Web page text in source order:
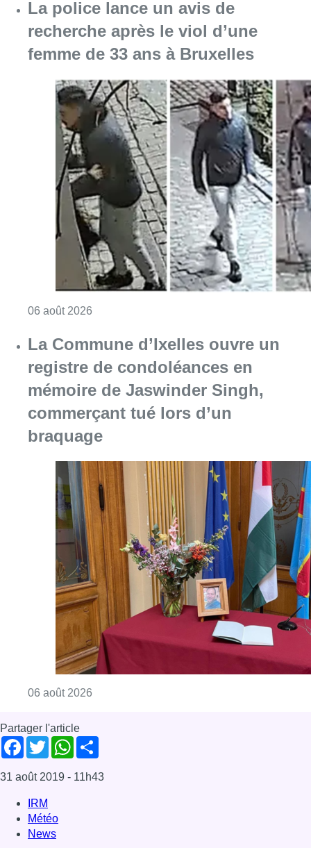
La police lance un avis de
recherche après le viol d’une
femme de 33 ans à Bruxelles
06 août 2026
La Commune d’Ixelles ouvre un
registre de condoléances en
mémoire de Jaswinder Singh,
commerçant tué lors d’un
braquage
06 août 2026
Partager l'article
Facebook
TwitterWhatsApp
31 août 2019 - 11h43
IRM
Météo
News